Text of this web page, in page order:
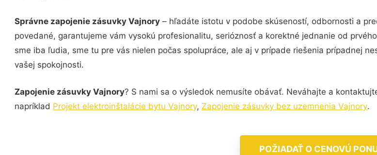
Správne zapojenie zásuvky Vajnory – hľadáte istotu v podobe skúseností, odbornosti a
povedané, garantujeme vám vysokú profesionalitu, serióznosť a korektné jednanie od
sme iba ľudia, sme tu pre vás nielen počas spolupráce, ale aj v prípade riešenia prípadnej
vašej spokojnosti.
Zapojenie zásuvky Vajnory? S nami sa o výsledok nemusíte obávať. Neváhajte a
napríklad Projekt elektroinštalácie bytu Vajnory, Zapojenie zásuvky bez uzemnenia Vajnory.
POŽIADAŤ O CENOVÚ